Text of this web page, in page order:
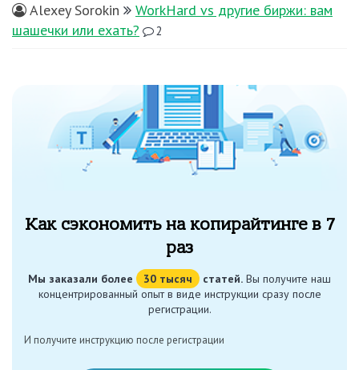
Alexey Sorokin
WorkHard vs другие биржи: вам
шашечки или ехать?
2
Как сэкономить на копирайтинге в 7
раз
Мы заказали более 30 тысяч статей. Вы получите наш
концентрированный опыт в виде инструкции сразу после
регистрации.
И получите инструкцию после регистрации